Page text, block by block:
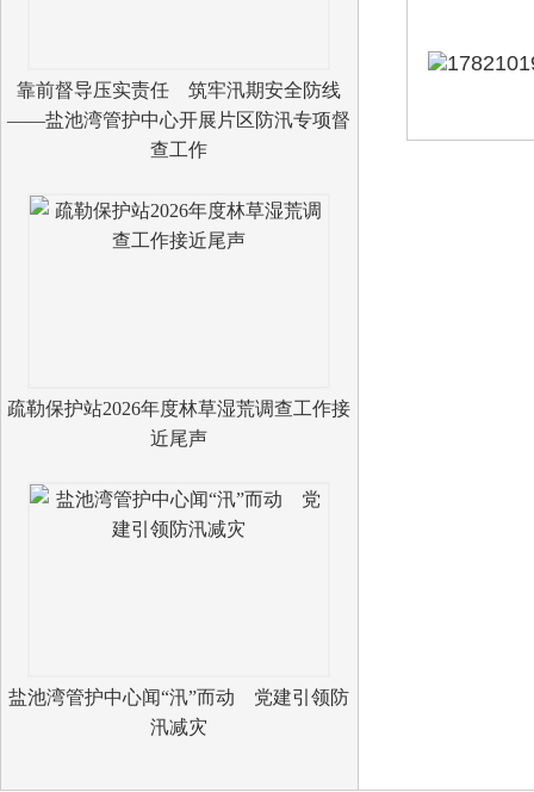
靠前督导压实责任 筑牢汛期安全防线
——盐池湾管护中心开展片区防汛专项督
查工作
疏勒保护站2026年度林草湿荒调查工作接
近尾声
盐池湾管护中心闻“汛”而动 党建引领防
汛减灾